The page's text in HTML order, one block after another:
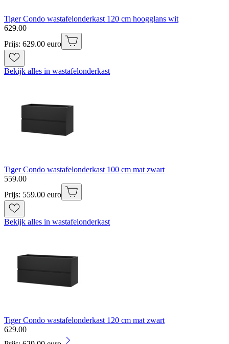
Tiger Condo wastafelonderkast 120 cm hoogglans wit
629.00
Prijs: 629.00 euro
Bekijk alles in wastafelonderkast
Tiger Condo wastafelonderkast 100 cm mat zwart
559.00
Prijs: 559.00 euro
Bekijk alles in wastafelonderkast
Tiger Condo wastafelonderkast 120 cm mat zwart
629.00